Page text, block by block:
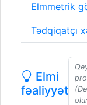
Elmmetrik
Tədqiqatçı
Elmi
fəaliyyət